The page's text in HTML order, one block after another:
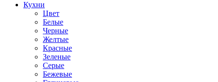
Кухни
Цвет
Белые
Черные
Желтые
Красные
Зеленые
Серые
Бежевые